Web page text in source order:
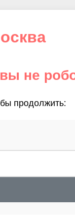
не
продолжить: